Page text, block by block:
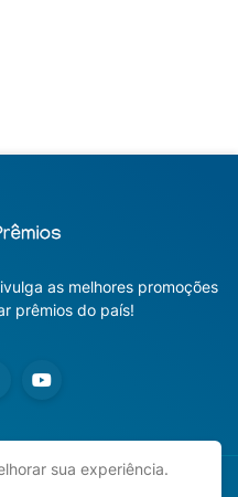
as melhores promoções
prêmios do país!
sua experiência.